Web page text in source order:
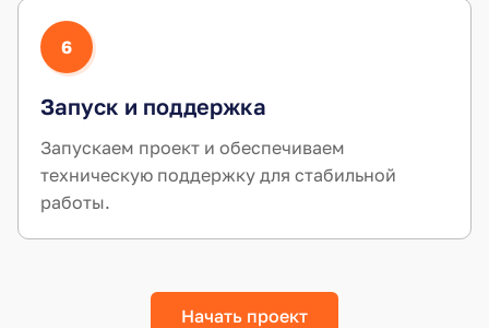
6
Запуск и поддержка
Запускаем проект и обеспечиваем
техническую поддержку для стабильной
работы.
Начать проект